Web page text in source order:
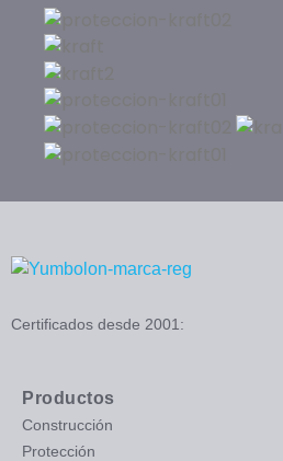
Certificados desde 2001:
Productos
Construcción
Protección